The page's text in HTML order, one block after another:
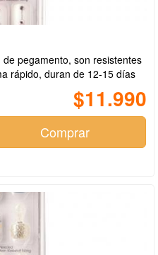
pegamento, son resistentes
rápido, duran de 12-15 días
$11.990
Comprar